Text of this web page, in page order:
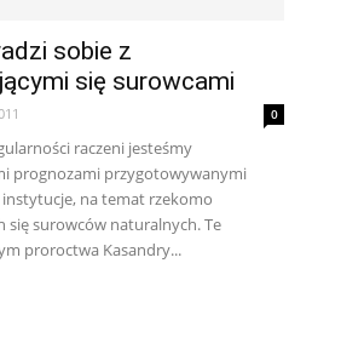
sobie z
się surowcami
0
raczeni jesteśmy
prognozami przygotowywanymi
na temat rzekomo
się surowców naturalnych. Te
proroctwa Kasandry...